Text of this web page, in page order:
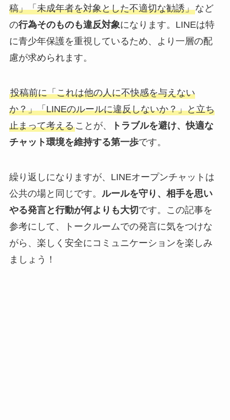
稿」「未成年者を対象とした不適切な勧誘」など
の行為そのものも違反対象になります。LINEは特
に青少年保護を重視しているため、より一層の配
慮が求められます。
投稿前に「これは他の人に不快感を与えない
か？」「LINEのルールに違反しないか？」と立ち
止まって考えることが、
トラブルを避け、快適な
チャット環境を維持する第一歩です。
繰り返しになりますが、LINEオープンチャットは
公共の場と同じです。 ルールを守り、相手を思い
やる発言と行動が何よりも大切 です。この記事を
参考にして、トークルームでの発言に気をつけな
がら、楽しく安全にコミュニケーションを楽しみ
ましょう！